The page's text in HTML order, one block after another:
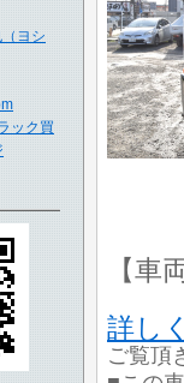
ヨシ
ック買
【車
詳し
ご覧頂